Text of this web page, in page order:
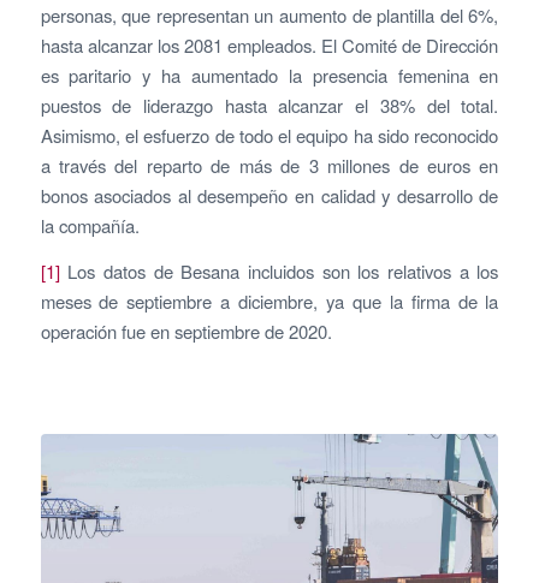
personas, que representan un aumento de plantilla del 6%,
hasta alcanzar los 2081 empleados. El Comité de Dirección
es paritario y ha aumentado la presencia femenina en
puestos de liderazgo hasta alcanzar el 38% del total.
Asimismo, el esfuerzo de todo el equipo ha sido reconocido
a través del reparto de más de 3 millones de euros en
bonos asociados al desempeño en calidad y desarrollo de
la compañía.
[1]Los datos de Besana incluidos son los relativos a los
meses de septiembre a diciembre, ya que la firma de la
operación fue en septiembre de 2020.